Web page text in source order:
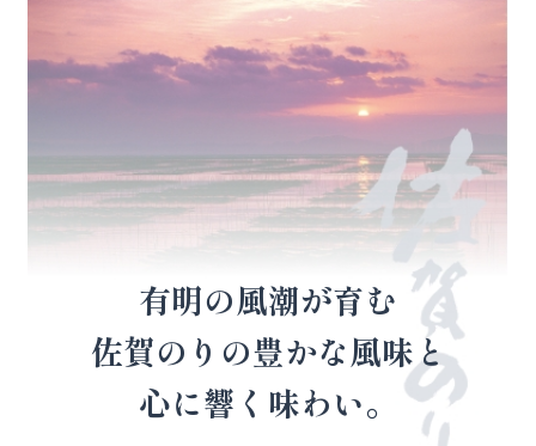
有明の風潮が育む
佐賀のりの豊かな風味と
心に響く味わい。